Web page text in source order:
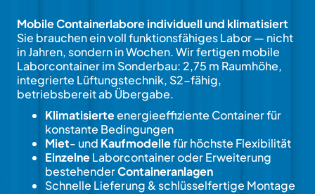
Mobile Containerlabore individuell und klimatisiert
Sie brauchen ein voll funktionsfähiges Labor — nicht
in Jahren, sondern in Wochen. Wir fertigen mobile
Laborcontainer im Sonderbau: 2,75 m Raumhöhe,
integrierte Lüftungstechnik, S2-fähig,
betriebsbereit ab Übergabe.
Klimatisierteenergieeffiziente Container für
konstante Bedingungen
Miet- und Kaufmodellefür höchste Flexibilität
EinzelneLaborcontainer oder Erweiterung
bestehenderContaineranlagen
Schnelle Lieferung & schlüsselfertige Montage